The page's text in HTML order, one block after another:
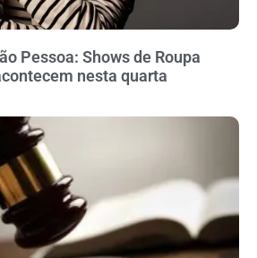
Pessoa: Shows de Roupa
nesta quarta